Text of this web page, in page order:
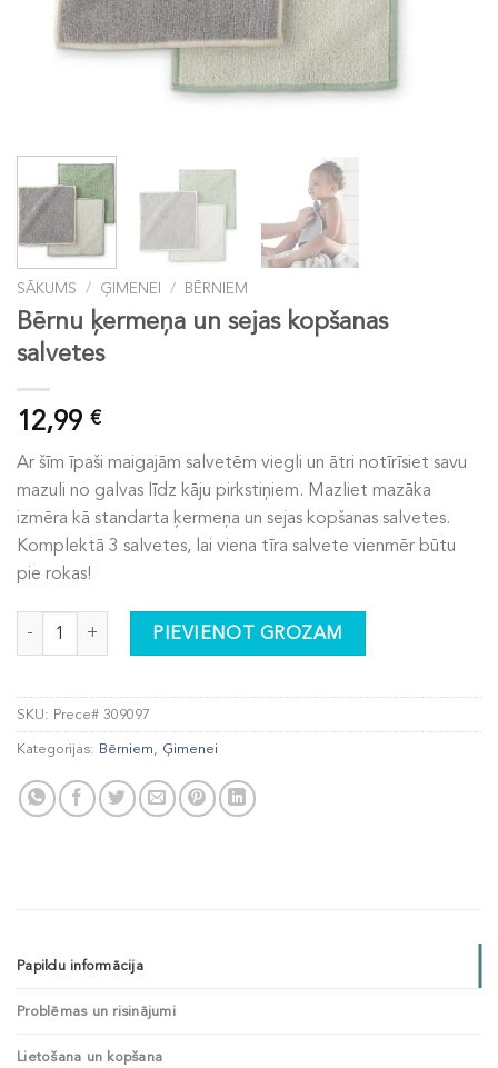
SĀKUMS / ĢIMENEI / BĒRNIEM
Bērnu ķermeņa un sejas kopšanas
salvetes
12,99 €
Ar šīm īpaši maigajām salvetēm viegli un ātri notīrīsiet savu
mazuli no galvas līdz kāju pirkstiņiem. Mazliet mazāka
izmēra kā standarta ķermeņa un sejas kopšanas salvetes.
Komplektā 3 salvetes, lai viena tīra salvete vienmēr būtu
pie rokas!
Bērnu ķermeņa un sejas kopšanas salvetes daudzums
PIEVIENOT GROZAM
SKU: Prece# 309097
Kategorijas: Bērniem, Ģimenei
Papildu informācija
Problēmas un risinājumi
Lietošana un kopšana